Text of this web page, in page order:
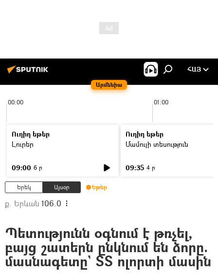
Արմենիա
ՀԱՅ
00:00 01:00
Ուղիղ եթեր
Լուրեր
09:00 6 ր
Ուղիղ եթեր
Մամուլի տեսություն
09:35 4 ր
Երեկ Այսօր Եթեր
ք. Երևան 106.0
Պետությունն օգնում է թռչել,
բայց շատերն ընկնում են ձորը.
մասնագետը` ՏՏ ոլորտի մասին